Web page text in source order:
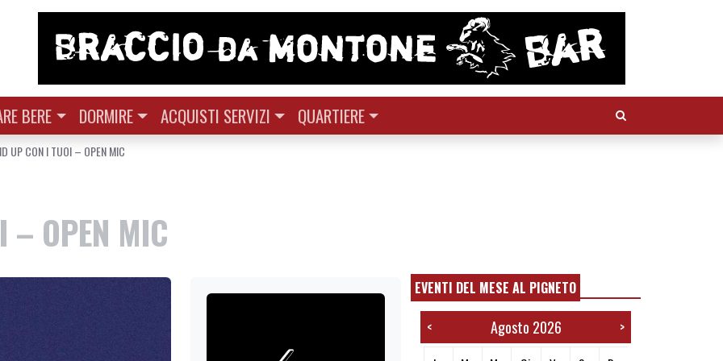
BERE DORMIRE ACQUISTI SERVIZI QUARTIERE Cerca:
UP CON I TUOI – OPEN MIC
– OPEN MIC
EVENTI DEL MESE AL PIGNETO
< Agosto 2026 >